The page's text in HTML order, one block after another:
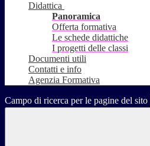
Didattica
Panoramica
Offerta formativa
Le schede didattiche
I progetti delle classi
Documenti utili
Contatti e info
Agenzia Formativa
Campo di ricerca per le pagine del sito